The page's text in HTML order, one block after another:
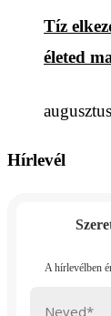
Tíz
életed
Hírlevél